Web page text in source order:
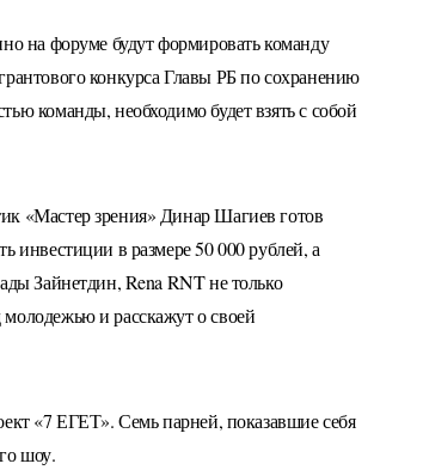
на форуме будут формировать команду
конкурса Главы РБ по сохранению
команды, необходимо будет взять с собой
«Мастер зрения» Динар Шагиев готов
инвестиции в размере 50 000 рублей, а
Зайнетдин, Rena RNT не только
и расскажут о своей
«7 ЕГЕТ». Семь парней, показавшие себя
шоу.